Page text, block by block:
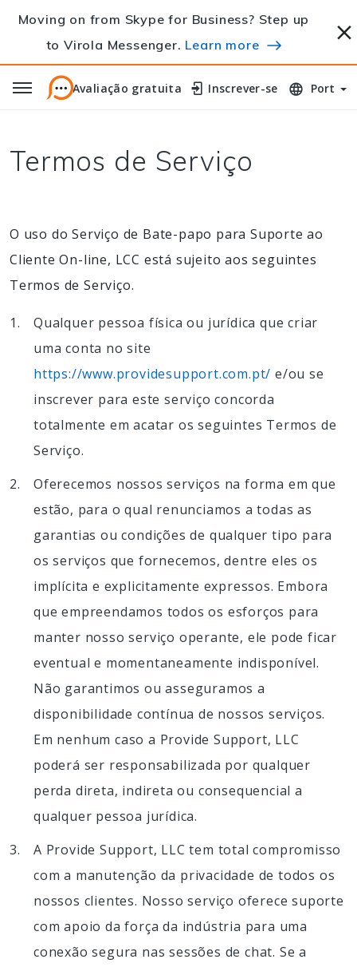
Moving on from Skype for Business? Step up
to Virola Messenger. Learn more
Avaliação gratuita
Avaliação gratuita Inscrever-se
Inscrever-se Port
Termos de Serviço
O uso do Serviço de Bate-papo para Suporte ao
Cliente On-line, LCC está sujeito aos seguintes
Termos de Serviço.
Qualquer pessoa física ou jurídica que criar
uma conta no site
https://www.providesupport.com.pt/ e/ou se
inscrever para este serviço concorda
totalmente em acatar os seguintes Termos de
Serviço.
Oferecemos nossos serviços na forma em que
estão, para o qual renunciamos a todas as
garantias ou condições de qualquer tipo para
os serviços que fornecemos, dentre eles os
implícita e explicitamente expressos. Embora
que empreendamos todos os esforços para
manter nosso serviço operante, ele pode ficar
eventual e momentaneamente indisponível.
Não garantimos ou asseguramos a
disponibilidade contínua de nossos serviços.
Em nenhum caso a Provide Support, LLC
poderá ser responsabilizada por qualquer
perda direta, indireta ou consequencial a
qualquer pessoa jurídica.
A Provide Support, LLC tem total compromisso
com a manutenção da privacidade de todos os
nossos clientes. Nosso serviço oferece suporte
com apoio da força da indústria para uma
conexão segura nas sessões de chat. Se a